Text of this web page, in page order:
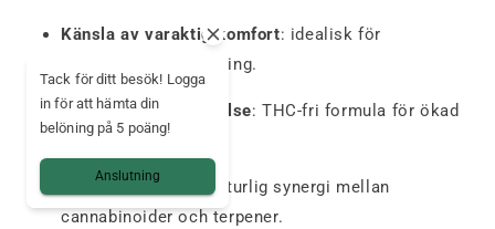
Känsla av varaktig komfort: idealisk för
regelbunden användning.
Kontrollerad upplevelse: THC-fri formula för ökad
sinnesro.
Fullständig profil
: naturlig synergi mellan
cannabinoider och terpener.
Tack för ditt besök! Logga
in för att hämta din
belöning på 5 poäng!
Anslutning